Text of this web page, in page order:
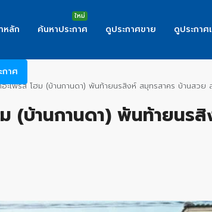
หลัก ค้นหาประกาศ ดูประกาศขาย ดูประกาศ
กาศ
อะเฟิร์ส โฮม (บ้านกานดา) พันท้ายนรสิงห์ สมุทรสาคร บ้านสวย
ม (บ้านกานดา) พันท้ายน